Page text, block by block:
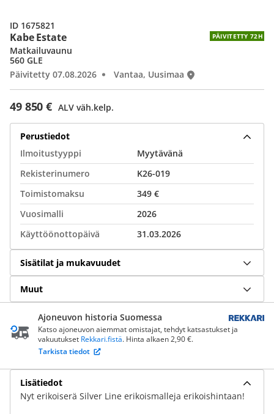
Kabe Estate PÄIVITETTY 72H
49 850 € ALV väh.kelp.
Matkailuvaunu
560 GLE
Päivitetty 07.08.2026
Vantaa, Uusimaa
ID 1675821
Perustiedot
Ilmoitustyyppi
Myytävänä
Rekisterinumero
K26-019
Toimistomaksu
349 €
Vuosimalli
2026
Käyttöönottopäivä
31.03.2026
Sisätilat ja mukavuudet
Muut
Ajoneuvon historia Suomessa
Katso ajoneuvon aiemmat omistajat, tehdyt katsastukset ja
vakuutukset Rekkari.fistä. Hinta alkaen 2,90 €.
Tarkista tiedot
Lisätiedot
Nyt erikoiserä Silver Line erikoismalleja erikoishintaan!